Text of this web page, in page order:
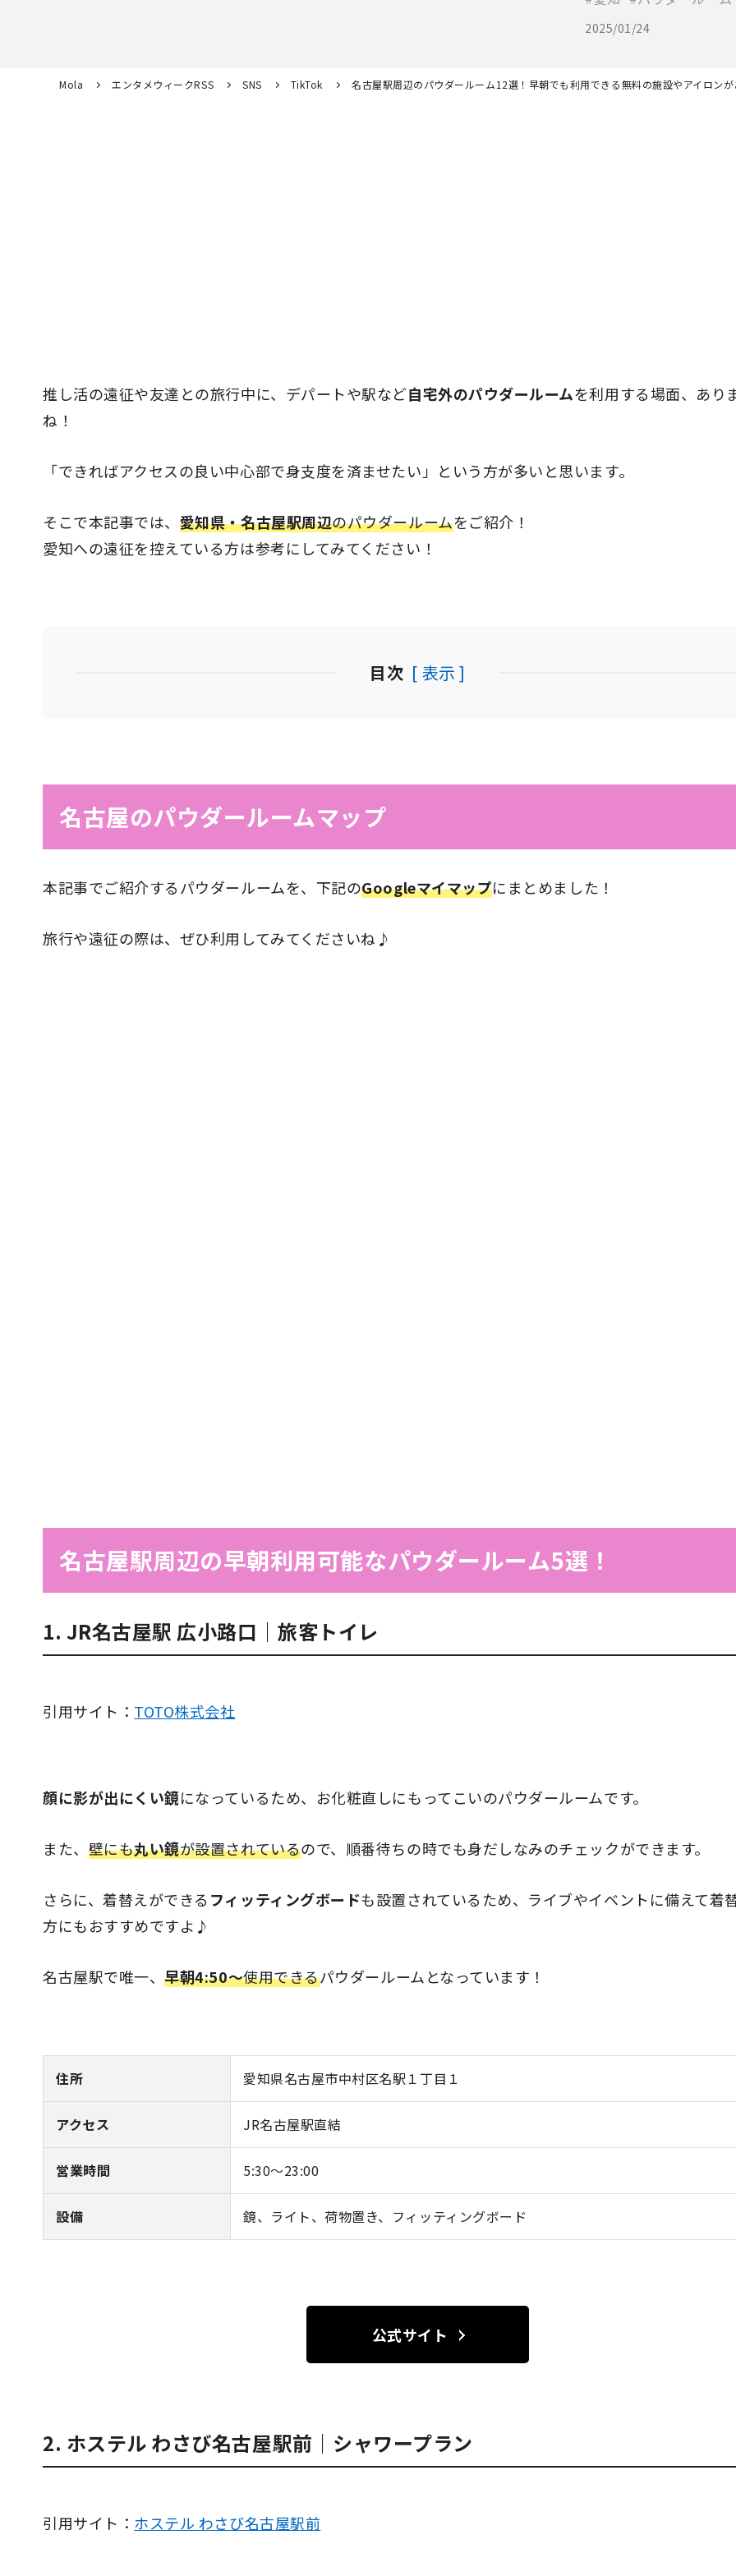
2025/01/24
Mola エンタメウィークRSS SNS TikTok 名古屋駅周辺のパウダールーム12選！早朝でも利用できる無料の施設やアイロン
推し活の遠征や友達との旅行中に、デパートや駅など自宅外のパウダールームを利用する場面、あり
ね！
「できればアクセスの良い中心部で身支度を済ませたい」という方が多いと思います。
そこで本記事では、 愛知県・名古屋駅周辺のパウダールームをご紹介！
愛知への遠征を控えている方は参考にしてみてください！
目次 [ 表示 ]
名古屋のパウダールームマップ
本記事でご紹介するパウダールームを、下記のGoogleマイマップにまとめました！
旅行や遠征の際は、ぜひ利用してみてくださいね♪
名古屋駅周辺の早朝利用可能なパウダールーム5選！
1. JR名古屋駅 広小路口｜旅客トイレ
引用サイト： TOTO株式会社
顔に影が出にくい鏡になっているため、お化粧直しにもってこいのパウダールームです。
また、 壁にも丸い鏡が設置されているので、順番待ちの時でも身だしなみのチェックができます。
さらに、着替えができる フィッティングボードも設置されているため、ライブやイベントに備えて着
方にもおすすめですよ♪
名古屋駅で唯一、早朝4:50〜使用できるパウダールームとなっています！
住所 愛知県名古屋市中村区名駅１丁目１
アクセス JR名古屋駅直結
営業時間 5:30～23:00
設備 鏡、ライト、荷物置き、フィッティングボード
公式サイト
2. ホステル わさび名古屋駅前｜シャワープラン
引用サイト： ホステル わさび名古屋駅前